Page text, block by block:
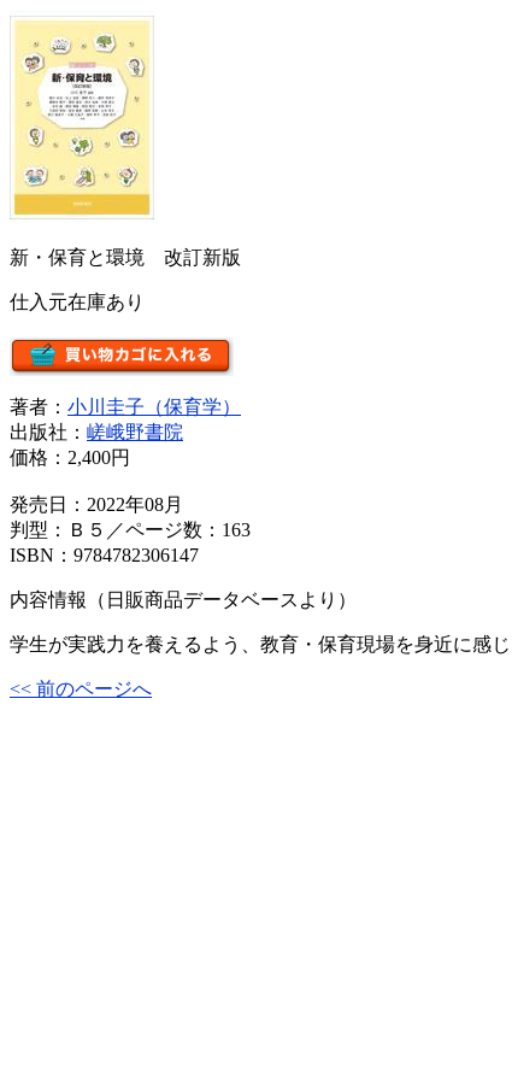
新・保育と環境 改訂新版
仕入元在庫あり
著者： 小川圭子（保育学）
出版社： 嵯峨野書院
価格： 2,400円
発売日：2022年08月
判型：Ｂ５／ページ数：163
ISBN：9784782306147
内容情報（日販商品データベースより）
学生が実践力を養えるよう、教育・保育現場を身近に感
<< 前のページへ